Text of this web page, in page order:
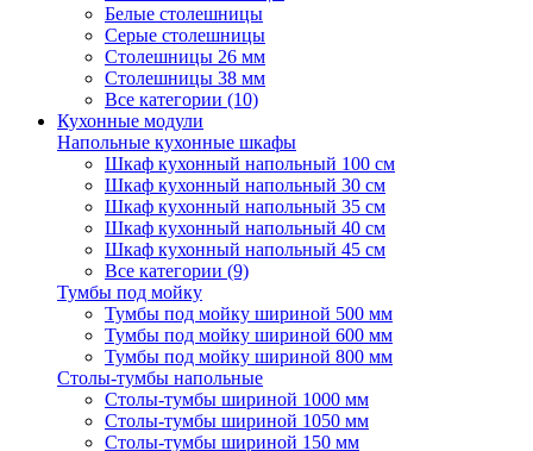
Белые столешницы
Серые столешницы
Столешницы 26 мм
Столешницы 38 мм
Все категории (10)
Кухонные модули
Напольные кухонные шкафы
Шкаф кухонный напольный 100 см
Шкаф кухонный напольный 30 см
Шкаф кухонный напольный 35 см
Шкаф кухонный напольный 40 см
Шкаф кухонный напольный 45 см
Все категории (9)
Тумбы под мойку
Тумбы под мойку шириной 500 мм
Тумбы под мойку шириной 600 мм
Тумбы под мойку шириной 800 мм
Столы-тумбы напольные
Столы-тумбы шириной 1000 мм
Столы-тумбы шириной 1050 мм
Столы-тумбы шириной 150 мм